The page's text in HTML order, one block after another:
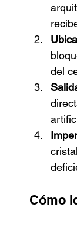
del
Cómo